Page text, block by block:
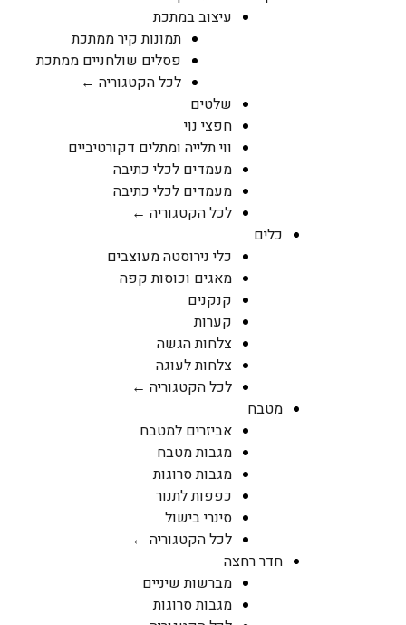
עיצוב במתכת
תמונות קיר ממתכת
פסלים שולחניים ממתכת
לכל הקטגוריה ←
שלטים
חפצי נוי
ווי תלייה ומתלים דקורטיביים
מעמדים לכלי כתיבה
מעמדים לכלי כתיבה
לכל הקטגוריה ←
כלים
כלי נירוסטה מעוצבים
מאגים וכוסות קפה
קנקנים
קערות
צלחות הגשה
צלחות לעוגה
לכל הקטגוריה ←
מטבח
אביזרים למטבח
מגבות מטבח
מגבות סרוגות
כפפות לתנור
סינרי בישול
לכל הקטגוריה ←
חדר רחצה
מברשות שיניים
מגבות סרוגות